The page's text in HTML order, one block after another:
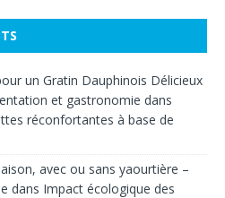
un Gratin Dauphinois Délicieux
et gastronomie dans
réconfortantes à base de
avec ou sans yaourtière –
dans Impact écologique des